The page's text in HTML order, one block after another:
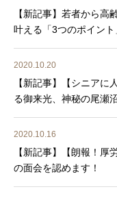
【新記事】若者から高
叶える「3つのポイント
2020.10.20
【新記事】【シニア
る御来光、神秘の尾瀬
2020.10.16
【新記事】【朗報！厚
の面会を認めます！